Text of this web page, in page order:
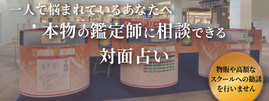
一人で悩まれているあなたへ
本物の鑑定師に相談できる
対面占い
物販や高額な
スクールへの勧誘
を行いません